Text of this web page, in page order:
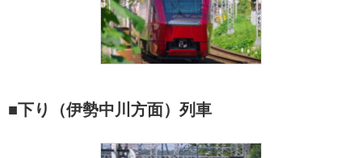
■下り（伊勢中川方面）列車